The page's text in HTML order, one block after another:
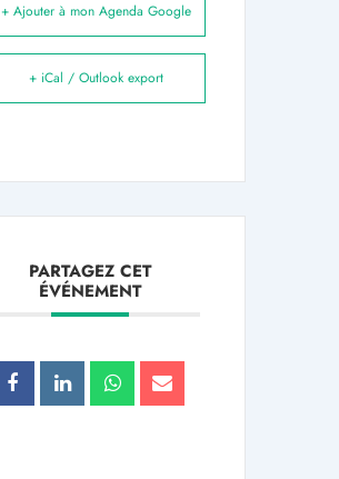
+ Ajouter à mon Agenda Google
+ iCal / Outlook export
PARTAGEZ CET
ÉVÉNEMENT